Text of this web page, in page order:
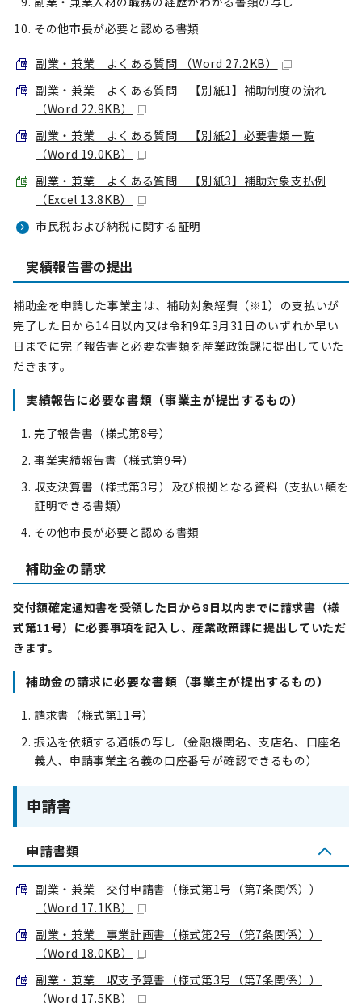
その他市長が必要と認める書類
副業・兼業 よくある質問 （Word 27.2KB）
副業・兼業 よくある質問 【別紙1】補助制度の流れ
（Word 22.9KB）
副業・兼業 よくある質問 【別紙2】必要書類一覧
（Word 19.0KB）
副業・兼業 よくある質問 【別紙3】補助対象支払例
（Excel 13.8KB）
市民税および納税に関する証明
実績報告書の提出
補助金を申請した事業主は、補助対象経費（※1）の支払いが
完了した日から14日以内又は令和9年3月31日のいずれか早い
日までに完了報告書と必要な書類を産業政策課に提出していた
だきます。
実績報告に必要な書類（事業主が提出するもの）
完了報告書（様式第8号）
事業実績報告書（様式第9号）
収支決算書（様式第3号）及び根拠となる資料（支払い額を
証明できる書類）
その他市長が必要と認める書類
補助金の請求
交付額確定通知書を受領した日から8日以内までに請求書（様
式第11号）に必要事項を記入し、産業政策課に提出していただ
きます。
補助金の請求に必要な書類（事業主が提出するもの）
請求書（様式第11号）
振込を依頼する通帳の写し（金融機関名、支店名、口座名
義人、申請事業主名義の口座番号が確認できるもの）
申請書
申請書類
副業・兼業 交付申請書（様式第1号（第7条関係））
（Word 17.1KB）
副業・兼業 事業計画書（様式第2号（第7条関係））
（Word 18.0KB）
副業・兼業 収支予算書（様式第3号（第7条関係））
（Word 17.5KB）